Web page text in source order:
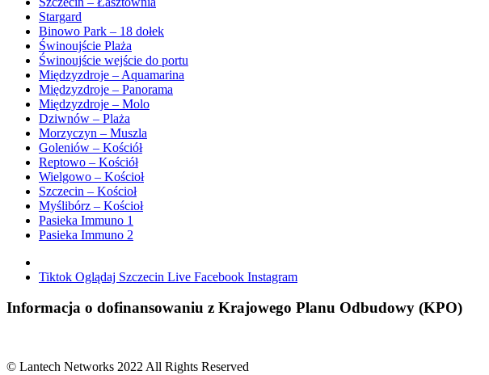
Stargard
Binowo Park – 18 dołek
Świnoujście Plaża
Świnoujście wejście do portu
Międzyzdroje – Aquamarina
Międzyzdroje – Panorama
Międzyzdroje – Molo
Dziwnów – Plaża
Morzyczyn – Muszla
Goleniów – Kościół
Reptowo – Kościół
Wielgowo – Kościoł
Szczecin – Kościoł
Myślibórz – Kościoł
Pasieka Immuno 1
Pasieka Immuno 2
Tiktok Oglądaj Szczecin Live Facebook Instagram
Informacja o dofinansowaniu z Krajowego Planu Odbudowy (KPO)
© Lantech Networks 2022 All Rights Reserved